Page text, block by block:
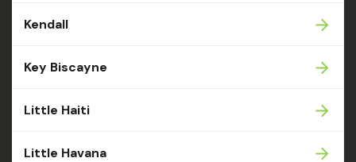
Kendall
Key Biscayne
Little Haiti
Little Havana